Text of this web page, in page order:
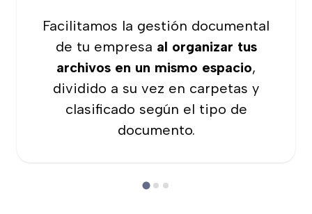
Facilitamos la gestión documental
de tu empresa al organizar tus
archivos en un mismo espacio,
dividido a su vez en carpetas y
clasificado según el tipo de
documento.